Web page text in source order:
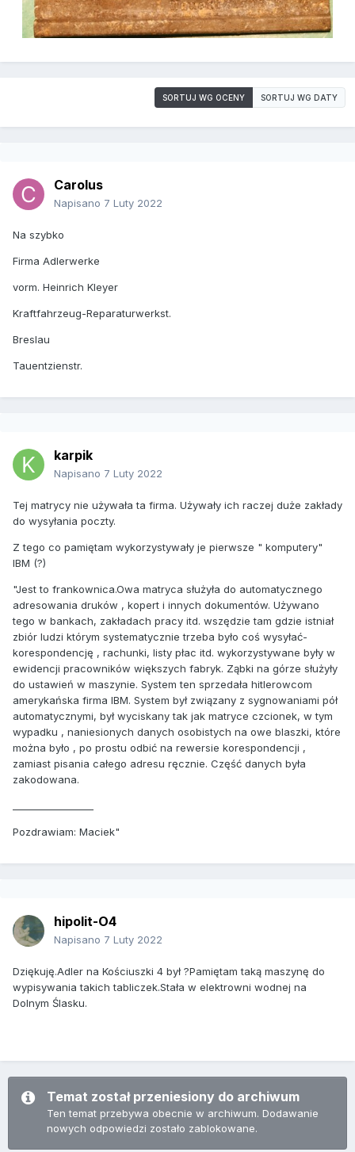
SORTUJ WG OCENY SORTUJ WG DATY
Carolus
Napisano 7 Luty 2022
Na szybko
Firma Adlerwerke
vorm. Heinrich Kleyer
Kraftfahrzeug-Reparaturwerkst.
Breslau
Tauentzienstr.
karpik
Napisano 7 Luty 2022
Tej matrycy nie używała ta firma. Używały ich raczej duże zakłady
do wysyłania poczty.
Z tego co pamiętam wykorzystywały je pierwsze " komputery"
IBM (?)
"Jest to frankownica.Owa matryca służyła do automatycznego
adresowania druków , kopert i innych dokumentów. Używano
tego w bankach, zakładach pracy itd. wszędzie tam gdzie istniał
zbiór ludzi którym systematycznie trzeba było coś wysyłać-
korespondencję , rachunki, listy płac itd. wykorzystywane były w
ewidencji pracowników większych fabryk. Ząbki na górze służyły
do ustawień w maszynie. System ten sprzedała hitlerowcom
amerykańska firma IBM. System był związany z sygnowaniami pół
automatycznymi, był wyciskany tak jak matryce czcionek, w tym
wypadku , naniesionych danych osobistych na owe blaszki, które
można było , po prostu odbić na rewersie korespondencji ,
zamiast pisania całego adresu ręcznie. Część danych była
zakodowana.
Pozdrawiam: Maciek"
hipolit-O4
Napisano 7 Luty 2022
Dziękuję.Adler na Kościuszki 4 był ?Pamiętam taką maszynę do
wypisywania takich tabliczek.Stała w elektrowni wodnej na
Dolnym Ślasku.
Temat został przeniesiony do archiwum
Ten temat przebywa obecnie w archiwum. Dodawanie
nowych odpowiedzi zostało zablokowane.